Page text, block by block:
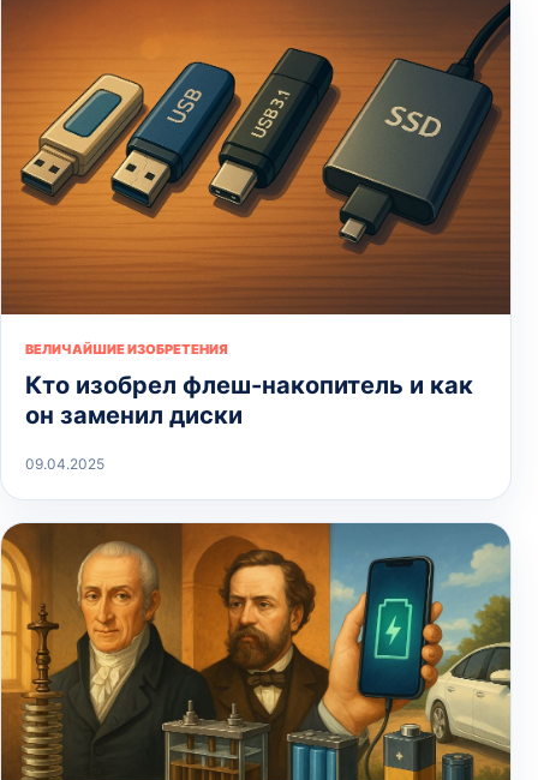
ВЕЛИЧАЙШИЕ ИЗОБРЕТЕНИЯ
Кто изобрел флеш-накопитель и как
он заменил диски
09.04.2025